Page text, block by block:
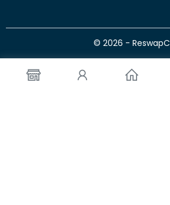
© 2026 - ReswapC